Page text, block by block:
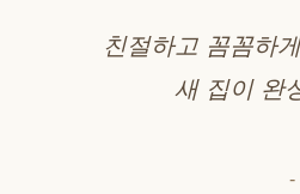
친절하고 꼼꼼하
새 집이 완
-